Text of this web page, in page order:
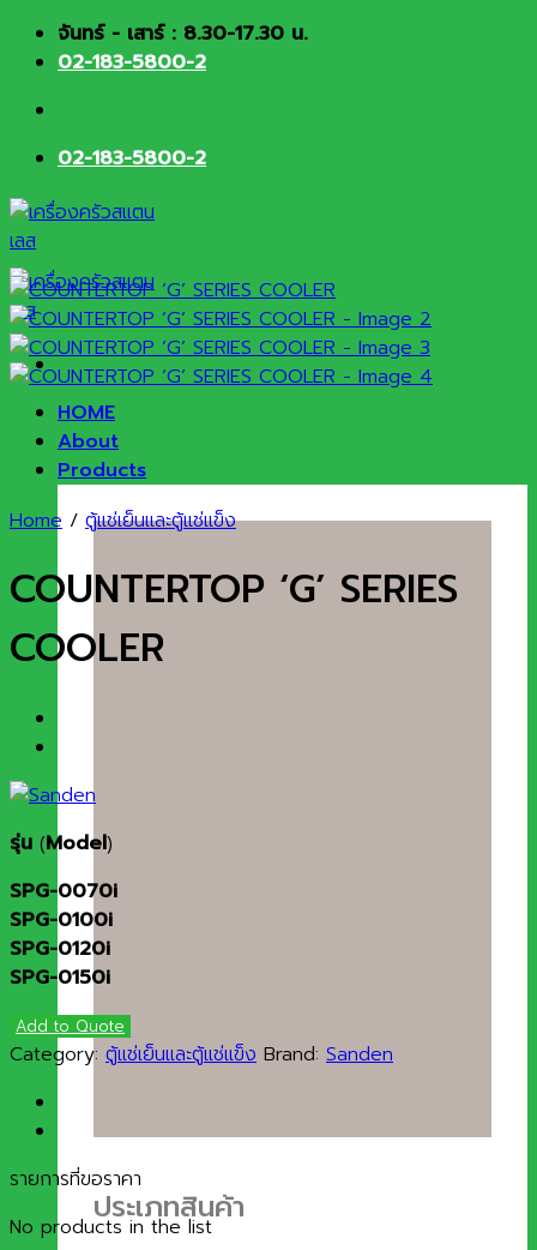
Skip จันทร์ - เสาร์ : 8.30-17.30 น.
02-183-5800-2
02-183-5800-2
HOME
About
Products
ประเภทสินค้า
Home / ตู้แช่เย็นและตู้แช่แข็ง
COUNTERTOP ‘G’ SERIES
COOLER
รุ่น (Model)
SPG-0070i
SPG-0100i
SPG-0120i
SPG-0150i
Add to Quote
Category: ตู้แช่เย็นและตู้แช่แข็ง Brand: Sanden
รายการที่ขอราคา
No products in the list